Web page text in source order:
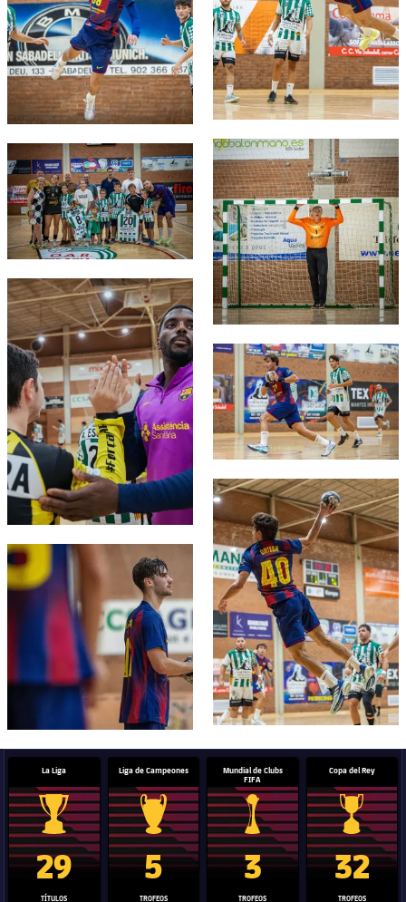
FC Barcelona club badge
FC Barcelona club badge
FC Barcelona club badge
FC Barcelona club badge
FC Barcelona club badge
FC Barcelona club badge
La Liga
Trofeo de La Liga
29
TÍTULOS
Liga de Campeones
Trofeo de la Liga de Campeones
5
TROFEOS
Mundial de Clubs
FIFA
Trofeo del Mundial de
3
TROFEOS
Copa del Rey
Copa del
32
TROFEOS